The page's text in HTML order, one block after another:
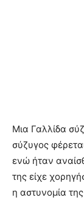
Μια Γαλλίδα
σύζυγος
ενώ ήταν
της είχε
η αστυνομία